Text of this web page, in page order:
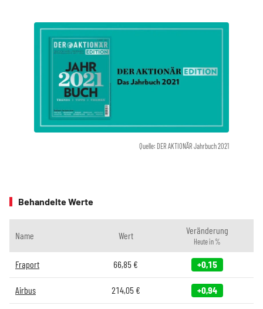
Quelle: DER AKTIONÄR Jahrbuch 2021
Behandelte Werte
Name Wert Veränderung
Heute in %
Fraport 66,85 € +0,15
Airbus 214,05€ +0,94